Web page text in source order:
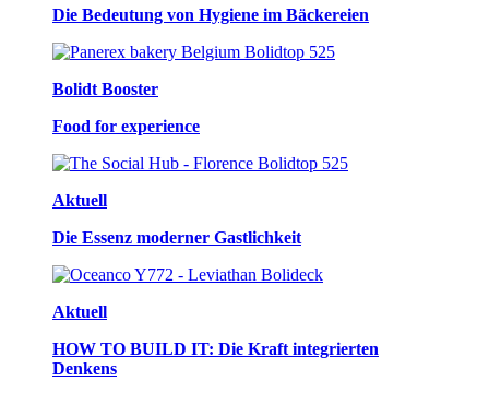
Die Bedeutung von Hygiene im Bäckereien
Bolidt Booster
Food for experience
Aktuell
Die Essenz moderner Gastlichkeit
Aktuell
HOW TO BUILD IT: Die Kraft integrierten
Denkens